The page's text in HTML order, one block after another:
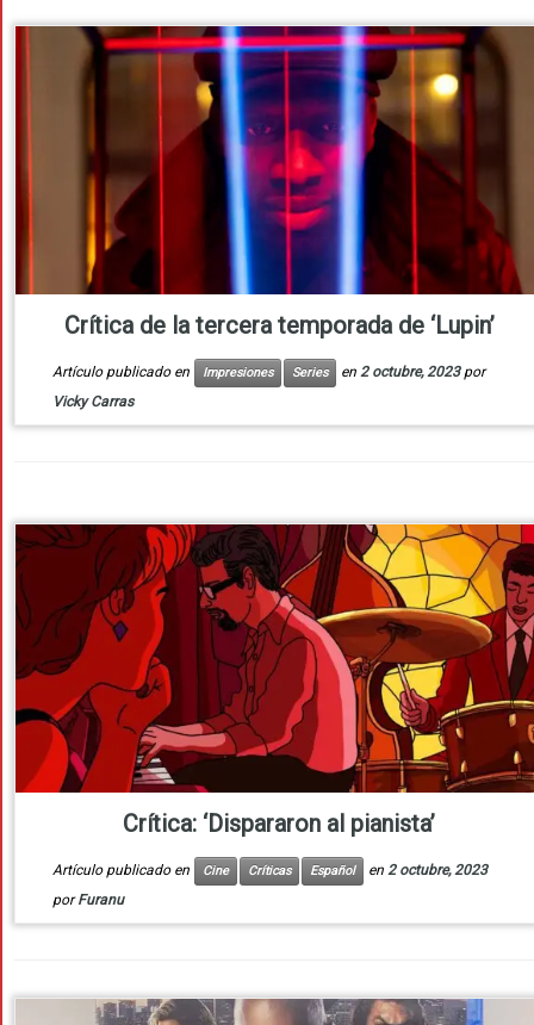
Crítica de la tercera temporada de ‘Lupin’
Artículo publicado en Impresiones Series en 2 octubre, 2023 por
Vicky Carras
Crítica: ‘Dispararon al pianista’
Artículo publicado en Cine Críticas Español en 2 octubre, 2023
porFuranu